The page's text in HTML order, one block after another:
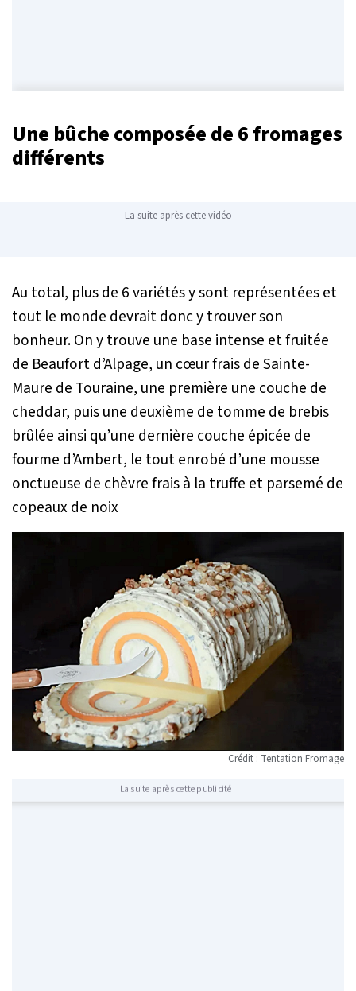
Une bûche composée de 6 fromages
différents
La suite après cette vidéo
Au total, plus de 6 variétés y sont représentées et
tout le monde devrait donc y trouver son
bonheur. On y trouve une base intense et fruitée
de Beaufort d’Alpage, un cœur frais de Sainte-
Maure de Touraine, une première une couche de
cheddar, puis une deuxième de tomme de brebis
brûlée ainsi qu’une dernière couche épicée de
fourme d’Ambert, le tout enrobé d’une mousse
onctueuse de chèvre frais à la truffe et parsemé de
copeaux de noix
Crédit : Tentation Fromage
La suite après cette publicité